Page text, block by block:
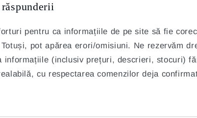
pentru ca informațiile de pe site să fie
pot apărea erori/omisiuni. Ne rezervăm
informațiile (inclusiv prețuri, descrieri, stocuri)
cu respectarea comenzilor deja